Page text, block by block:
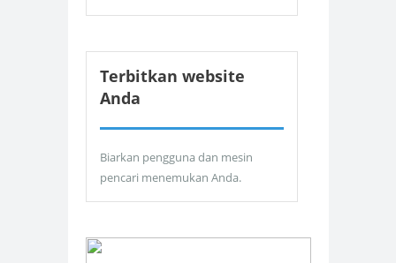
Terbitkan website
Anda
Biarkan pengguna dan mesin
pencari menemukan Anda.